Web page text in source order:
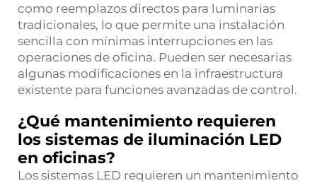
como reemplazos directos para luminarias
tradicionales, lo que permite una instalación
sencilla con mínimas interrupciones en las
operaciones de oficina. Pueden ser necesarias
algunas modificaciones en la infraestructura
existente para funciones avanzadas de control.
¿Qué mantenimiento requieren
los sistemas de iluminación LED
en oficinas?
Los sistemas LED requieren un mantenimiento